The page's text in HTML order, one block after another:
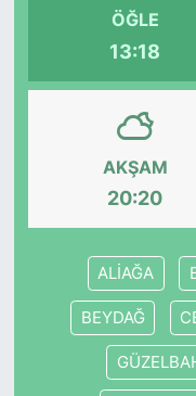
ÖĞLE
13:18
AKŞAM
20:20
ALİAĞA
BEYDAĞ
SARIYER İMAR
SEKTÖR
SİYASET
SON DAKİKA
SPOR
TEKNOLOJİ
TÜRKİYE VE